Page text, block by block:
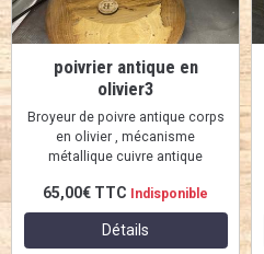
poivrier antique en
olivier3
Broyeur de poivre antique corps
en olivier , mécanisme
métallique cuivre antique
65,00€ TTC Indisponible
Détails